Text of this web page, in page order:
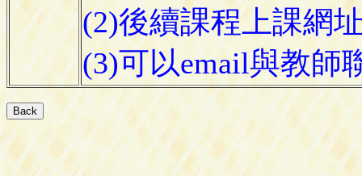
(2)後續課程上課網
(3)可以email與教師